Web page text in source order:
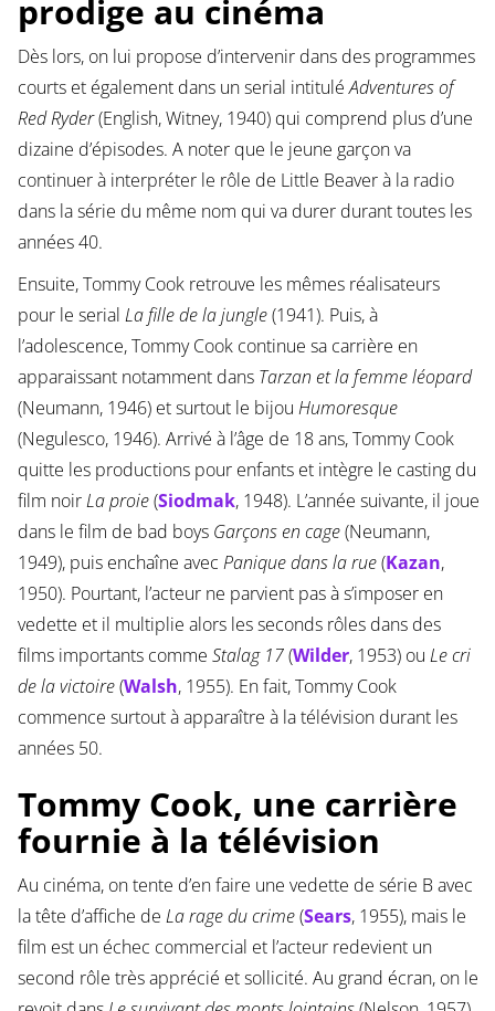
prodige au cinéma
Dès lors, on lui propose d’intervenir dans des programmes
courts et également dans un serial intituléAdventures of
Red Ryder(English, Witney, 1940) qui comprend plus d’une
dizaine d’épisodes. A noter que le jeune garçon va
continuer à interpréter le rôle de Little Beaver à la radio
dans la série du même nom qui va durer durant toutes les
années 40.
Ensuite, Tommy Cook retrouve les mêmes réalisateurs
pour le serial La fille de la jungle(1941). Puis, à
l’adolescence, Tommy Cook continue sa carrière en
apparaissant notamment dans Tarzan et la femme léopard
(Neumann, 1946) et surtout le bijou Humoresque
(Negulesco, 1946). Arrivé à l’âge de 18 ans, Tommy Cook
quitte les productions pour enfants et intègre le casting du
film noirLa proie(Siodmak, 1948). L’année suivante, il joue
dans le film de bad boys Garçons en cage(Neumann,
1949), puis enchaîne avec Panique dans la rue(Kazan,
1950). Pourtant, l’acteur ne parvient pas à s’imposer en
vedette et il multiplie alors les seconds rôles dans des
films importants comme Stalag 17(Wilder, 1953) ou Le cri
de la victoire(Walsh, 1955). En fait, Tommy Cook
commence surtout à apparaître à la télévision durant les
années 50.
Tommy Cook, une carrière
fournie à la télévision
Au cinéma, on tente d’en faire une vedette de série B avec
la tête d’affiche de La rage du crime(Sears, 1955), mais le
film est un échec commercial et l’acteur redevient un
second rôle très apprécié et sollicité. Au grand écran, on le